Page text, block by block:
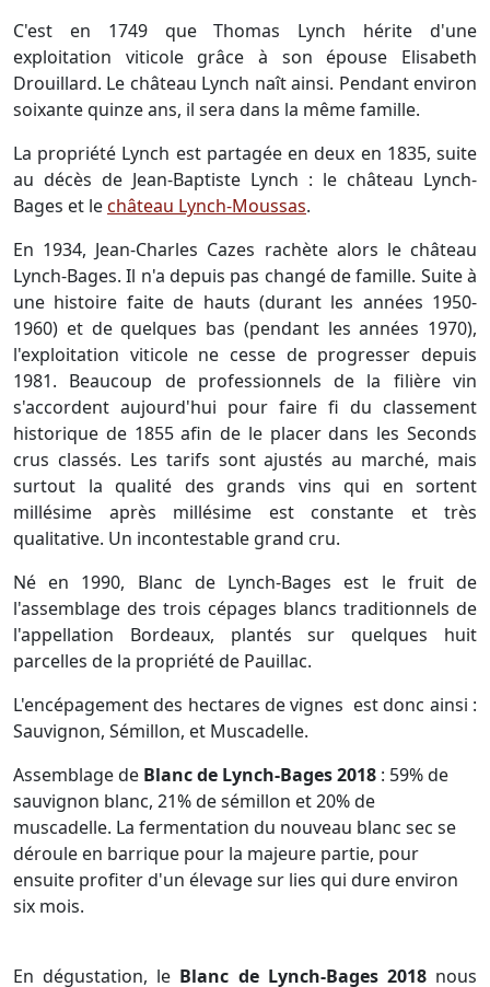
C'est en 1749 que Thomas Lynch hérite d'une
exploitation viticole grâce à son épouse Elisabeth
Drouillard. Le château Lynch naît ainsi. Pendant environ
soixante quinze ans, il sera dans la même famille.
La propriété Lynch est partagée en deux en 1835, suite
au décès de Jean-Baptiste Lynch : le château Lynch-
Bages et lechâteau Lynch-Moussas.
En 1934, Jean-Charles Cazes rachète alors le château
Lynch-Bages. Il n'a depuis pas changé de famille. Suite à
une histoire faite de hauts (durant les années 1950-
1960) et de quelques bas (pendant les années 1970),
l'exploitation viticole ne cesse de progresser depuis
1981. Beaucoup de professionnels de la filière vin
s'accordent aujourd'hui pour faire fi du classement
historique de 1855 afin de le placer dans les Seconds
crus classés. Les tarifs sont ajustés au marché, mais
surtout la qualité des grands vins qui en sortent
millésime après millésime est constante et très
qualitative. Un incontestable grand cru.
Né en 1990, Blanc de Lynch-Bages est le fruit de
l'assemblage des trois cépages blancs traditionnels de
l'appellation Bordeaux, plantés sur quelques huit
parcelles de la propriété de Pauillac.
L'encépagement des hectares de vignes est donc ainsi :
Sauvignon, Sémillon, et Muscadelle.
Assemblage de Blanc de Lynch-Bages 2018 : 59% de
sauvignon blanc, 21% de sémillon et 20% de
muscadelle. La fermentation du nouveau blanc sec se
déroule en barrique pour la majeure partie, pour
ensuite profiter d'un élevage sur lies qui dure environ
six mois.
En dégustation, le Blanc de Lynch-Bages 2018nous